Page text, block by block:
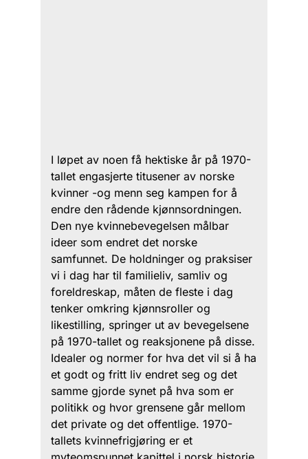
I løpet av noen få hektiske år på 1970-
tallet engasjerte titusener av norske
kvinner -og menn seg kampen for å
endre den rådende kjønnsordningen.
Den nye kvinnebevegelsen målbar
ideer som endret det norske
samfunnet. De holdninger og praksiser
vi i dag har til familieliv, samliv og
foreldreskap, måten de fleste i dag
tenker omkring kjønnsroller og
likestilling, springer ut av bevegelsene
på 1970-tallet og reaksjonene på disse.
Idealer og normer for hva det vil si å ha
et godt og fritt liv endret seg og det
samme gjorde synet på hva som er
politikk og hvor grensene går mellom
det private og det offentlige. 1970-
tallets kvinnefrigjøring er et